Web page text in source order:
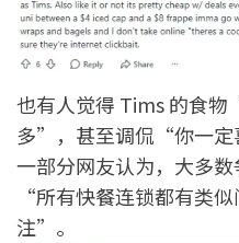
也有人觉得 Tims 的食
多”，甚至调侃“你一定
一部分网友认为，大多数
“所有快餐连锁都有类
注”。